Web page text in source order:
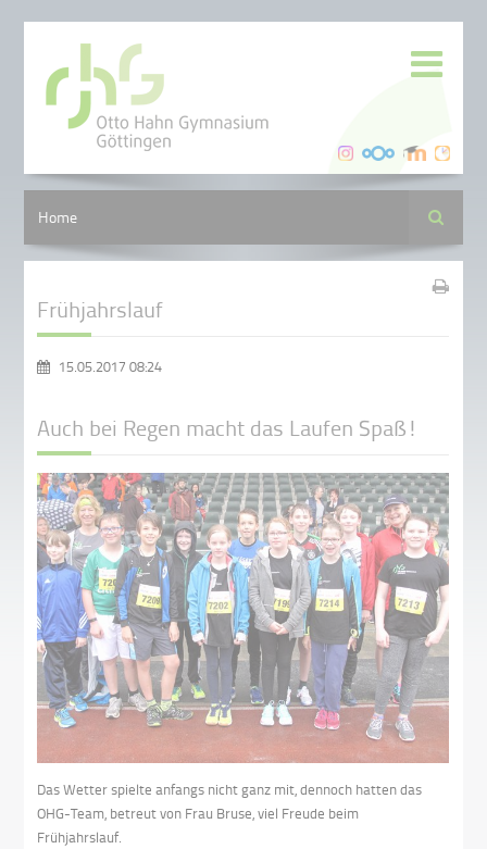
Home Suche
Frühjahrslauf
15.05.2017 08:24
Auch bei Regen macht das Laufen Spaß!
Das Wetter spielte anfangs nicht ganz mit, dennoch hatten das
OHG-Team, betreut von Frau Bruse, viel Freude beim
Frühjahrslauf.